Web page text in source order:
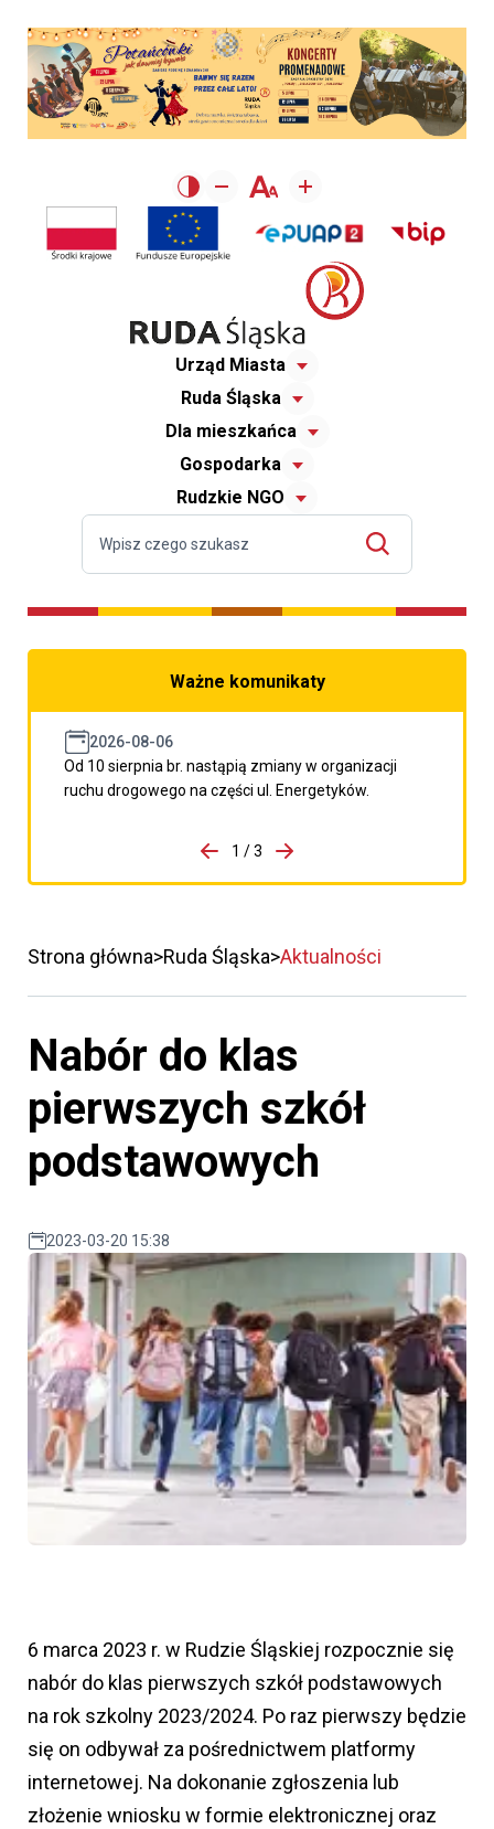
Urząd Miasta
Ruda Śląska
Dla mieszkańca
Gospodarka
Rudzkie NGO
Ważne komunikaty
2026-08-06
Od 10 sierpnia br. nastąpią zmiany w organizacji
ruchu drogowego na części ul. Energetyków.
porzpedniego komunikatu
1 / 3
Przejdź do następnego
Strona główna Ruda Śląska Aktualności
Nabór do klas
pierwszych szkół
podstawowych
2023-03-20 15:38
6 marca 2023 r. w Rudzie Śląskiej rozpocznie się
nabór do klas pierwszych szkół podstawowych
na rok szkolny 2023/2024. Po raz pierwszy będzie
się on odbywał za pośrednictwem platformy
internetowej. Na dokonanie zgłoszenia lub
złożenie wniosku w formie elektronicznej oraz